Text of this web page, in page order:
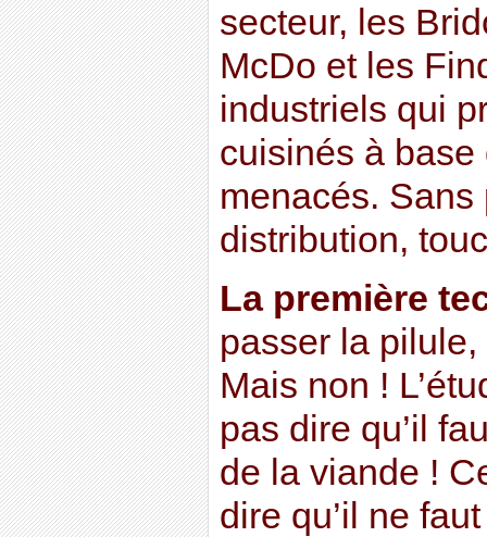
secteur, les
McDo et les
industriels qui
cuisinés à
menacés.
distribution,
La première
passer la pilule,
Mais non !
pas dire qu’il
de la viande !
dire qu’il ne